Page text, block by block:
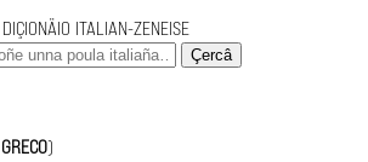
DIÇIONÄIO ITALIAN-ZENEISE
Çercâ
)